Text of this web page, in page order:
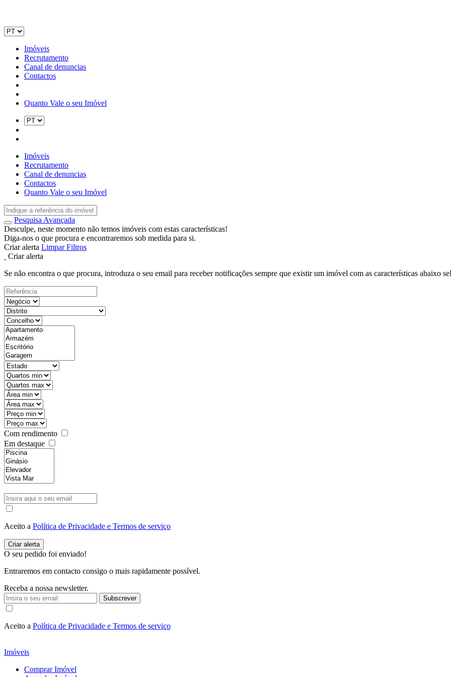
Imóveis
Recrutamento
Canal de denuncias
Contactos
Quanto Vale o seu Imóvel
Imóveis
Recrutamento
Canal de denuncias
Contactos
Quanto Vale o seu Imóvel
Pesquisa Avançada
Desculpe, neste momento não temos imóveis com estas características!
Diga-nos o que procura e encontraremos sob medida para si.
Criar alerta Limpar Filtros
Criar alerta
Se não encontra o que procura, introduza o seu email para receber notificações sempre que existir um imóvel com as características abaixo
Com rendimento
Em destaque
Aceito a Política de Privacidade e Termos de serviço
O seu pedido foi enviado!
Entraremos em contacto consigo o mais rapidamente possível.
Receba a nossa newsletter.
Subscrever
Aceito a Política de Privacidade e Termos de serviço
Imóveis
Comprar Imóvel